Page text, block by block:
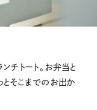
チトート。お弁当と
とそこまでのお出か